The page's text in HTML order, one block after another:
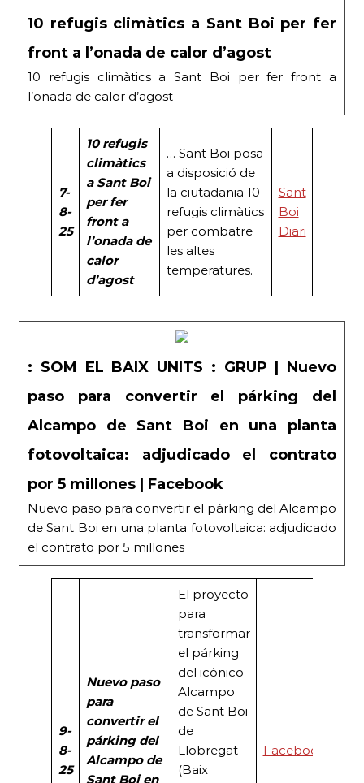
10 refugis climàtics a Sant Boi per fer
front a l’onada de calor d’agost
10 refugis climàtics a Sant Boi per fer front a
l’onada de calor d’agost
7-
8-
25
10 refugis
climàtics
a Sant Boi
per fer
front a
l’onada de
calor
d’agost
… Sant Boi posa
a disposició de
la ciutadania 10
refugis climàtics
per combatre
les altes
temperatures.
Sant
Boi
Diari
: SOM EL BAIX UNITS : GRUP | Nuevo
paso para convertir el párking del
Alcampo de Sant Boi en una planta
fotovoltaica: adjudicado el contrato
por 5 millones | Facebook
Nuevo paso para convertir el párking del Alcampo
de Sant Boi en una planta fotovoltaica: adjudicado
el contrato por 5 millones
9-
8-
25
Nuevo paso
para
convertir el
párking del
Alcampo de
Sant Boi en
El proyecto
para
transformar
el párking
del icónico
Alcampo
de Sant Boi
de
Llobregat
(Baix
Facebook